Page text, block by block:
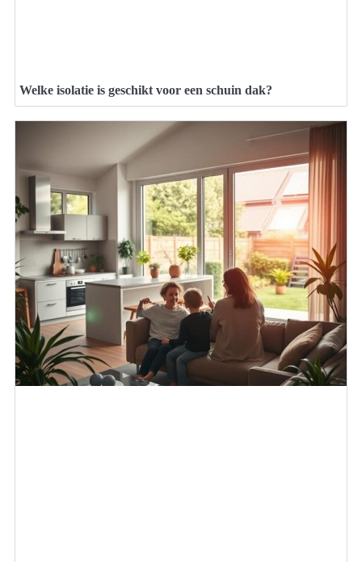
Welke isolatie is geschikt voor een schuin dak?